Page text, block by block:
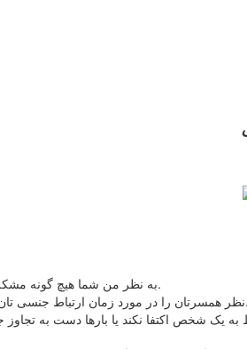
به نظر من شما هیچ گونه مشکلی ندارید تفاوت شما با بقیه همین میل جنسی است.
یک شخص اکتفا نکند یا بارها دست به